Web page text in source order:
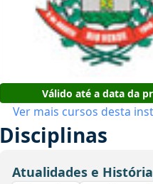
Válido até a data da
Ver mais cursos desta
Disciplinas
Atualidades e